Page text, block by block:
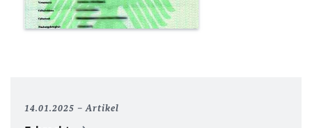
14.01.2025 Artikel